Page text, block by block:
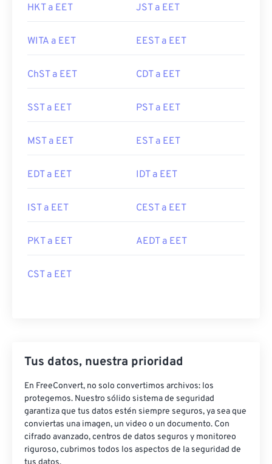
HKT a EET JST a EET
WITA a EET EEST a EET
ChST a EET CDT a EET
SST a EET PST a EET
MST a EET EST a EET
EDT a EET IDT a EET
IST a EET CEST a EET
PKT a EET AEDT a EET
CST a EET
Tus datos, nuestra prioridad
En FreeConvert, no solo convertimos archivos: los
protegemos. Nuestro sólido sistema de seguridad
garantiza que tus datos estén siempre seguros, ya sea que
conviertas una imagen, un video o un documento. Con
cifrado avanzado, centros de datos seguros y monitoreo
riguroso, cubrimos todos los aspectos de la seguridad de